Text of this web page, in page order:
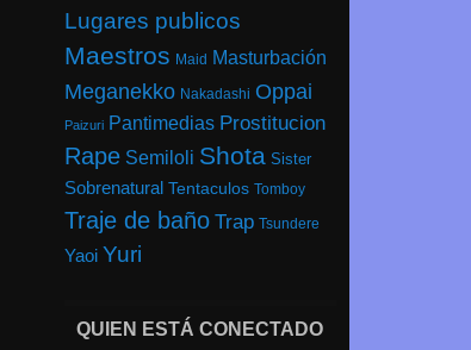
Lugares publicos
Maestros Maid Masturbación
Meganekko Nakadashi Oppai
Paizuri Pantimedias Prostitucion
Rape Semiloli Shota Sister
Sobrenatural Tentaculos Tomboy
Traje de baño Trap Tsundere
Yaoi Yuri
QUIEN ESTÁ CONECTADO